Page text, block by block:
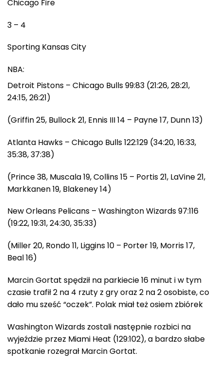
Chicago Fire
3 – 4
Sporting Kansas City
NBA:
Detroit Pistons – Chicago Bulls 99:83 (21:26, 28:21,
24:15, 26:21)
(Griffin 25, Bullock 21, Ennis III 14 – Payne 17, Dunn 13)
Atlanta Hawks – Chicago Bulls 122:129 (34:20, 16:33,
35:38, 37:38)
(Prince 38, Muscala 19, Collins 15 – Portis 21, LaVine 21,
Markkanen 19, Blakeney 14)
New Orleans Pelicans – Washington Wizards 97:116
(19:22, 19:31, 24:30, 35:33)
(Miller 20, Rondo 11, Liggins 10 – Porter 19, Morris 17,
Beal 16)
Marcin Gortat spędził na parkiecie 16 minut i w tym
czasie trafił 2 na 4 rzuty z gry oraz 2 na 2 osobiste, co
dało mu sześć “oczek”. Polak miał też osiem zbiórek
Washington Wizards zostali następnie rozbici na
wyjeździe przez Miami Heat (129:102), a bardzo słabe
spotkanie rozegrał Marcin Gortat.